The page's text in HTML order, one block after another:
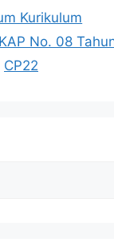
Kurikulum
No. 08
CP22